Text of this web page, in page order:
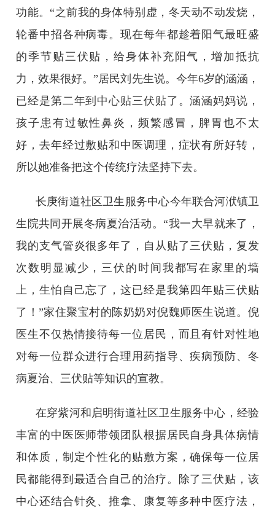
功能。“之前我的身体特别虚，冬天动不动发烧，
轮番中招各种病毒。现在每年都趁着阳气最旺盛
的季节贴三伏贴，给身体补充阳气，增加抵抗
力，效果很好。”居民刘先生说。今年6岁的涵涵，
已经是第二年到中心贴三伏贴了。涵涵妈妈说，
孩子患有过敏性鼻炎，频繁感冒，脾胃也不太
好，去年经过敷贴和中医调理，症状有所好转，
所以她准备把这个传统疗法坚持下去。
长庚街道社区卫生服务中心今年联合河洑镇卫
生院共同开展冬病夏治活动。“我一大早就来了，
我的支气管炎很多年了，自从贴了三伏贴，复发
次数明显减少，三伏的时间我都写在家里的墙
上，生怕自己忘了，这已经是我第四年贴三伏贴
了！”家住聚宝村的陈奶奶对倪魏师医生说道。倪
医生不仅热情接待每一位居民，而且有针对性地
对每一位群众进行合理用药指导、疾病预防、冬
病夏治、三伏贴等知识的宣教。
在穿紫河和启明街道社区卫生服务中心，经验
丰富的中医医师带领团队根据居民自身具体病情
和体质，制定个性化的贴敷方案，确保每一位居
民都能得到最适合自己的治疗。除了三伏贴，该
中心还结合针灸、推拿、康复等多种中医疗法，